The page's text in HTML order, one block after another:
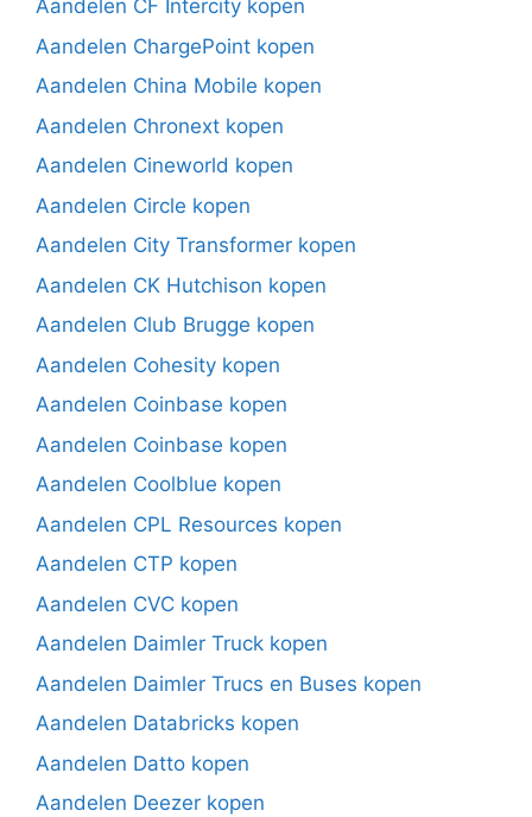
Aandelen CF Intercity kopen
Aandelen ChargePoint kopen
Aandelen China Mobile kopen
Aandelen Chronext kopen
Aandelen Cineworld kopen
Aandelen Circle kopen
Aandelen City Transformer kopen
Aandelen CK Hutchison kopen
Aandelen Club Brugge kopen
Aandelen Cohesity kopen
Aandelen Coinbase kopen
Aandelen Coinbase kopen
Aandelen Coolblue kopen
Aandelen CPL Resources kopen
Aandelen CTP kopen
Aandelen CVC kopen
Aandelen Daimler Truck kopen
Aandelen Daimler Trucs en Buses kopen
Aandelen Databricks kopen
Aandelen Datto kopen
Aandelen Deezer kopen